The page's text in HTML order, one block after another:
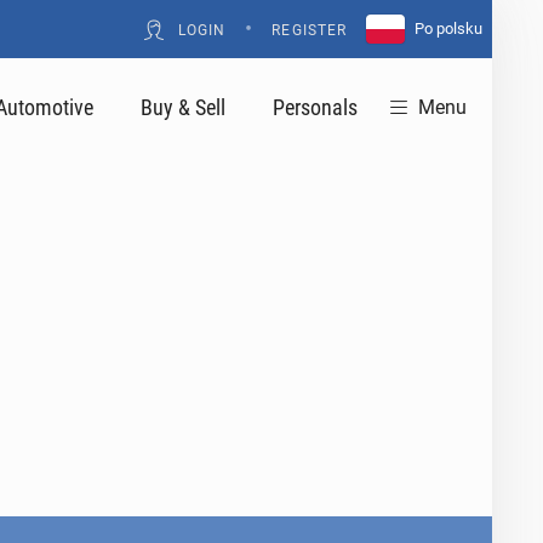
LOGIN • REGISTER Po polsku
Buy & Sell Personals Menu